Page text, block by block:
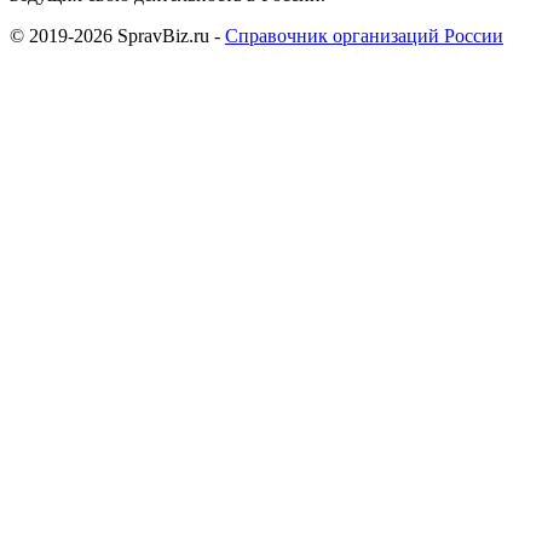
© 2019-2026 SpravBiz.ru - Справочник организаций России